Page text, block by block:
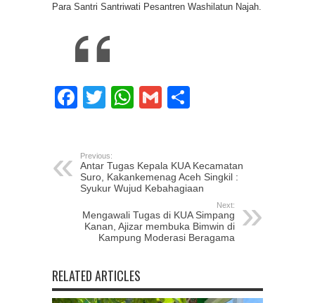
Para Santri Santriwati Pesantren Washilatun Najah.
Facebook
TwitterWhatsApp
Gmail
Previous:
Antar Tugas Kepala KUA Kecamatan
Suro, Kakankemenag Aceh Singkil :
Syukur Wujud Kebahagiaan
Next:
Mengawali Tugas di KUA Simpang
Kanan, Ajizar membuka Bimwin di
Kampung Moderasi Beragama
RELATED ARTICLES